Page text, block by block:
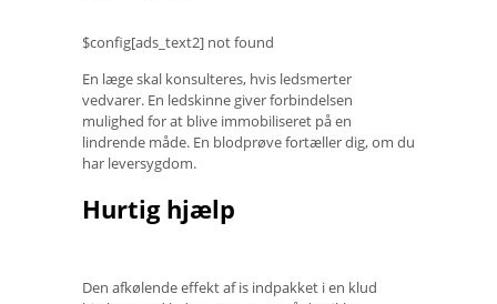
$config[ads_text2] not found
En læge skal konsulteres, hvis ledsmerter
vedvarer. En ledskinne giver forbindelsen
mulighed for at blive immobiliseret på en
lindrende måde. En blodprøve fortæller dig, om du
har leversygdom.
Hurtig hjælp
Den afkølende effekt af is indpakket i en klud